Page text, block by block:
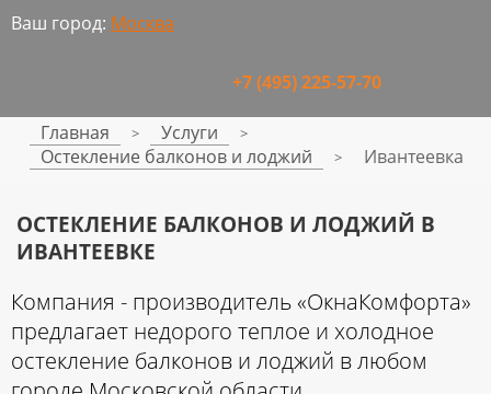
Ваш город: Москва
+7 (495) 225-57-70
Главная > Услуги >
Остекление балконов и лоджий > Ивантеевка
ОСТЕКЛЕНИЕ БАЛКОНОВ И ЛОДЖИЙ В
ИВАНТЕЕВКЕ
Компания - производитель «ОкнаКомфорта»
предлагает недорого теплое и холодное
остекление балконов и лоджий в любом